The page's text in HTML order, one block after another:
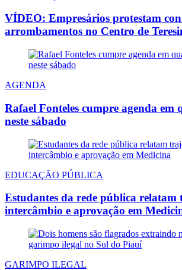
VÍDEO: Empresários protestam
arrombamentos no Centro de
AGENDA
Rafael Fonteles cumpre agenda em
neste sábado
EDUCAÇÃO PÚBLICA
Estudantes da rede pública relatam
intercâmbio e aprovação em
GARIMPO ILEGAL